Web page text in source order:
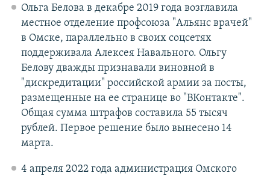
Ольга Белова в декабре 2019 года возглавила
местное отделение профсоюза "Альянс врачей"
в Омске, параллельно в своих соцсетях
поддерживала Алексея Навального. Ольгу
Белову дважды признавали виновной в
"дискредитации" российской армии за посты,
размещенные на ее странице во "ВКонтакте".
Общая сумма штрафов составила 55 тысяч
рублей. Первое решение было вынесено 14
марта.
4 апреля 2022 года администрация Омского